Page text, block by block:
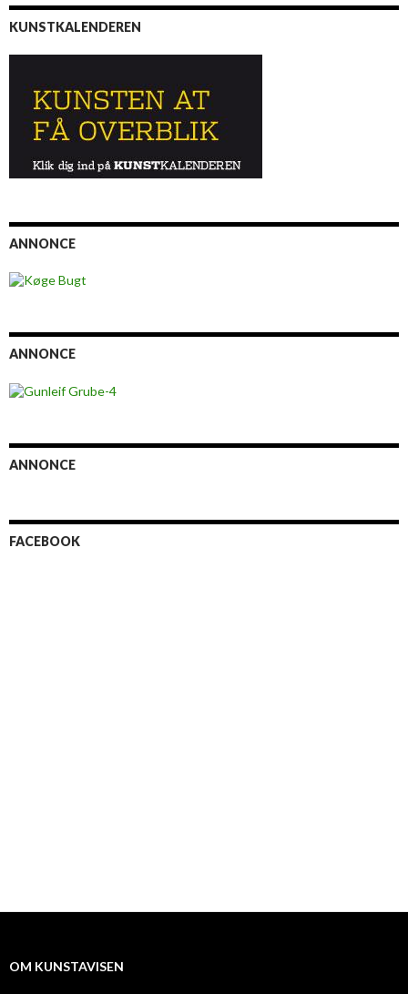
KUNSTKALENDEREN
ANNONCE
ANNONCE
ANNONCE
FACEBOOK
OM KUNSTAVISEN